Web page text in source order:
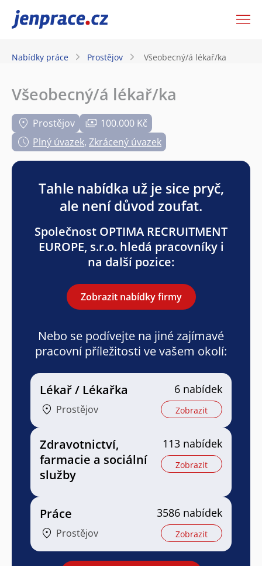
JenPráce.cz
Nabídky práce Prostějov Všeobecný/á lékař/ka
Všeobecný/á lékař/ka
Prostějov
100.000 Kč
Plný úvazek, Zkrácený úvazek
Tahle nabídka už je sice pryč,
ale není důvod zoufat.
Společnost OPTIMA RECRUITMENT
EUROPE, s.r.o. hledá pracovníky i
na další pozice:
Zobrazit nabídky firmy
Nebo se podívejte na jiné zajímavé
pracovní příležitosti ve vašem okolí:
Lékař / Lékařka
Prostějov
6 nabídek
Zobrazit
Zdravotnictví,
farmacie a sociální
služby
113 nabídek
Zobrazit
Práce
Prostějov
3586 nabídek
Zobrazit